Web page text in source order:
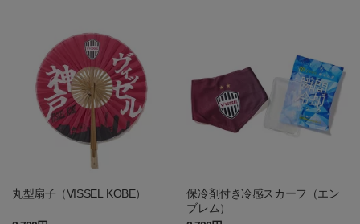
丸型扇子（VISSEL KOBE）
保冷剤付き冷感スカーフ（エン
ブレム）